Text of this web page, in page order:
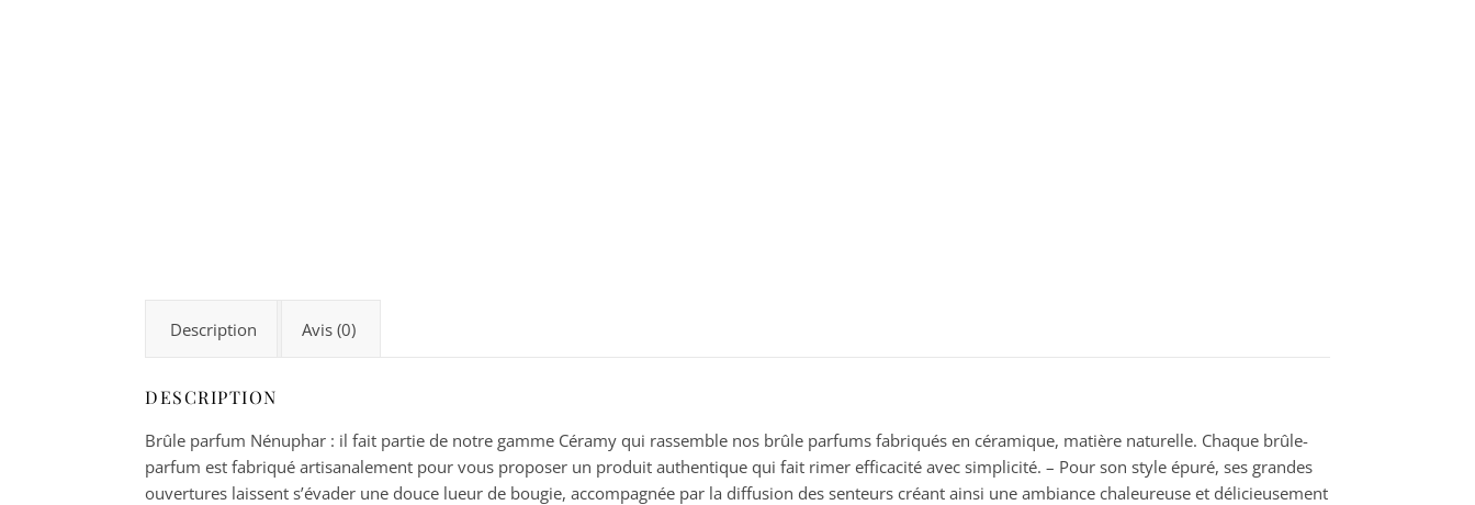
Description Avis (0)
DESCRIPTION
Brûle parfum Nénuphar : il fait partie de notre gamme Céramy qui rassemble nos brûle parfums fabriqués en céramique, matière naturelle. Chaque brûle-
parfum est fabriqué artisanalement pour vous proposer un produit authentique qui fait rimer efficacité avec simplicité. – Pour son style épuré, ses grandes
ouvertures laissent s’évader une douce lueur de bougie, accompagnée par la diffusion des senteurs créant ainsi une ambiance chaleureuse et délicieusement